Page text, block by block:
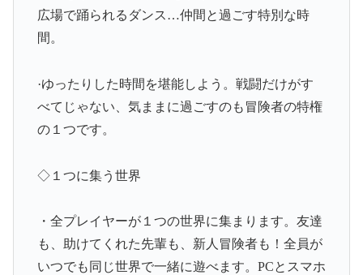
広場で踊られるダンス…仲間と過ごす特別な時
間。
·ゆったりした時間を堪能しよう。戦闘だけがす
べてじゃない、気ままに過ごすのも冒険者の特権
の１つです。
◇１つに集う世界
・全プレイヤーが１つの世界に集まります。友達
も、助けてくれた先輩も、新人冒険者も！全員が
いつでも同じ世界で一緒に遊べます。PCとスマホ